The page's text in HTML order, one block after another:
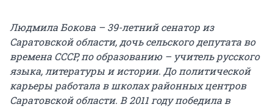
Людмила Бокова – 39-летний сенатор из
Саратовской области, дочь сельского депутата во
времена СССР, по образованию – учитель русского
языка, литературы и истории. До политической
карьеры работала в школах районных центров
Саратовской области. В 2011 году победила в